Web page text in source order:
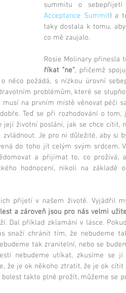
summitu o
Acceptance Summit) a
taky dostala k tomu,
co mě zaujalo.
Rosie Molinary přinesla
říkat "ne", přičemž
něco požádá, s nízkou úrovní
problémům, které se
na prvním místě věnovat péči
Teď se při rozhodování o tom,
životní poslání, jak se chce cítit,
Je pro ni důležité, aby si
do toho jít celým svým srdcem.
a přijímat to, co prožívá,
hodnocení, nikoli na základě
a zároveň jsou pro nás velmi
Dal příklad zklamání v lásce.
snaží chránit tím, že nebudeme
tak zranitelní, nebo se
nebudeme utíkat, zkusíme se jí
že je ok někoho ztratit, že je ok cítit
takto plně prožít, můžeme se